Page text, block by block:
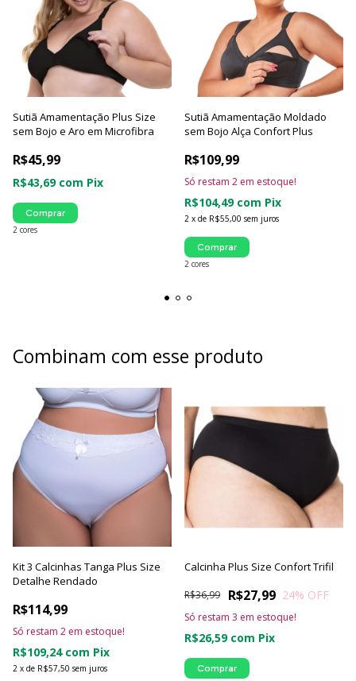
Sutiã Amamentação Plus Size
sem Bojo e Aro em Microfibra
R$45,99
R$43,69 com Pix
2 cores
Comprar
Sutiã Amamentação Moldado
sem Bojo Alça Confort Plus
R$109,99
2 x de R$55,00 sem juros
R$104,49 com Pix
Só restam 2 em estoque!
2 cores
Comprar
Combinam com esse produto
Kit 3 Calcinhas Tanga Plus Size
Detalhe Rendado
R$114,99
2 x de R$57,50 sem juros
R$109,24 com Pix
Só restam 2 em estoque!
Calcinha Plus Size Confort Trifil
R$27,99
R$36,99 24% OFF
R$26,59 com Pix
Só restam 3 em estoque!
Comprar